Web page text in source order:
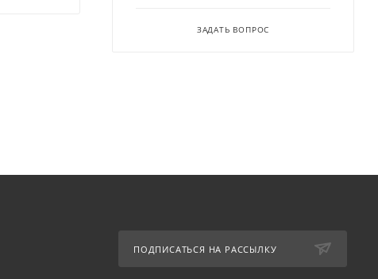
ЗАДАТЬ ВОПРОС
ПОДПИСАТЬСЯ НА РАССЫЛКУ